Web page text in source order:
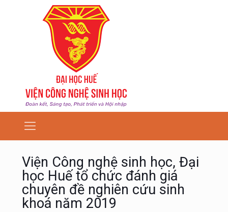
Viện Công nghệ sinh học, Đại
học Huế tổ chức đánh giá
chuyên đề nghiên cứu sinh
khoá năm 2019